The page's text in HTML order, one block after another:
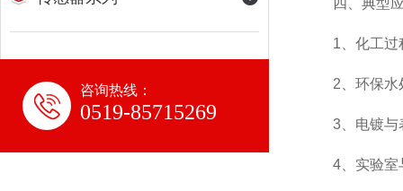
咨询热线：
0519-85715269
四、典型应
1、化工过程
2、环保水处
3、电镀与表
4、实验室与